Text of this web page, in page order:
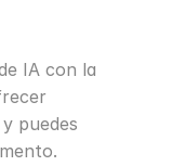
IA con la
puedes